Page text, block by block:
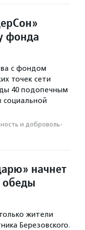
фонда
с фондом
точек сети
40 подопечным
и доброволь­
начнет
обеды
жители
Березовского.